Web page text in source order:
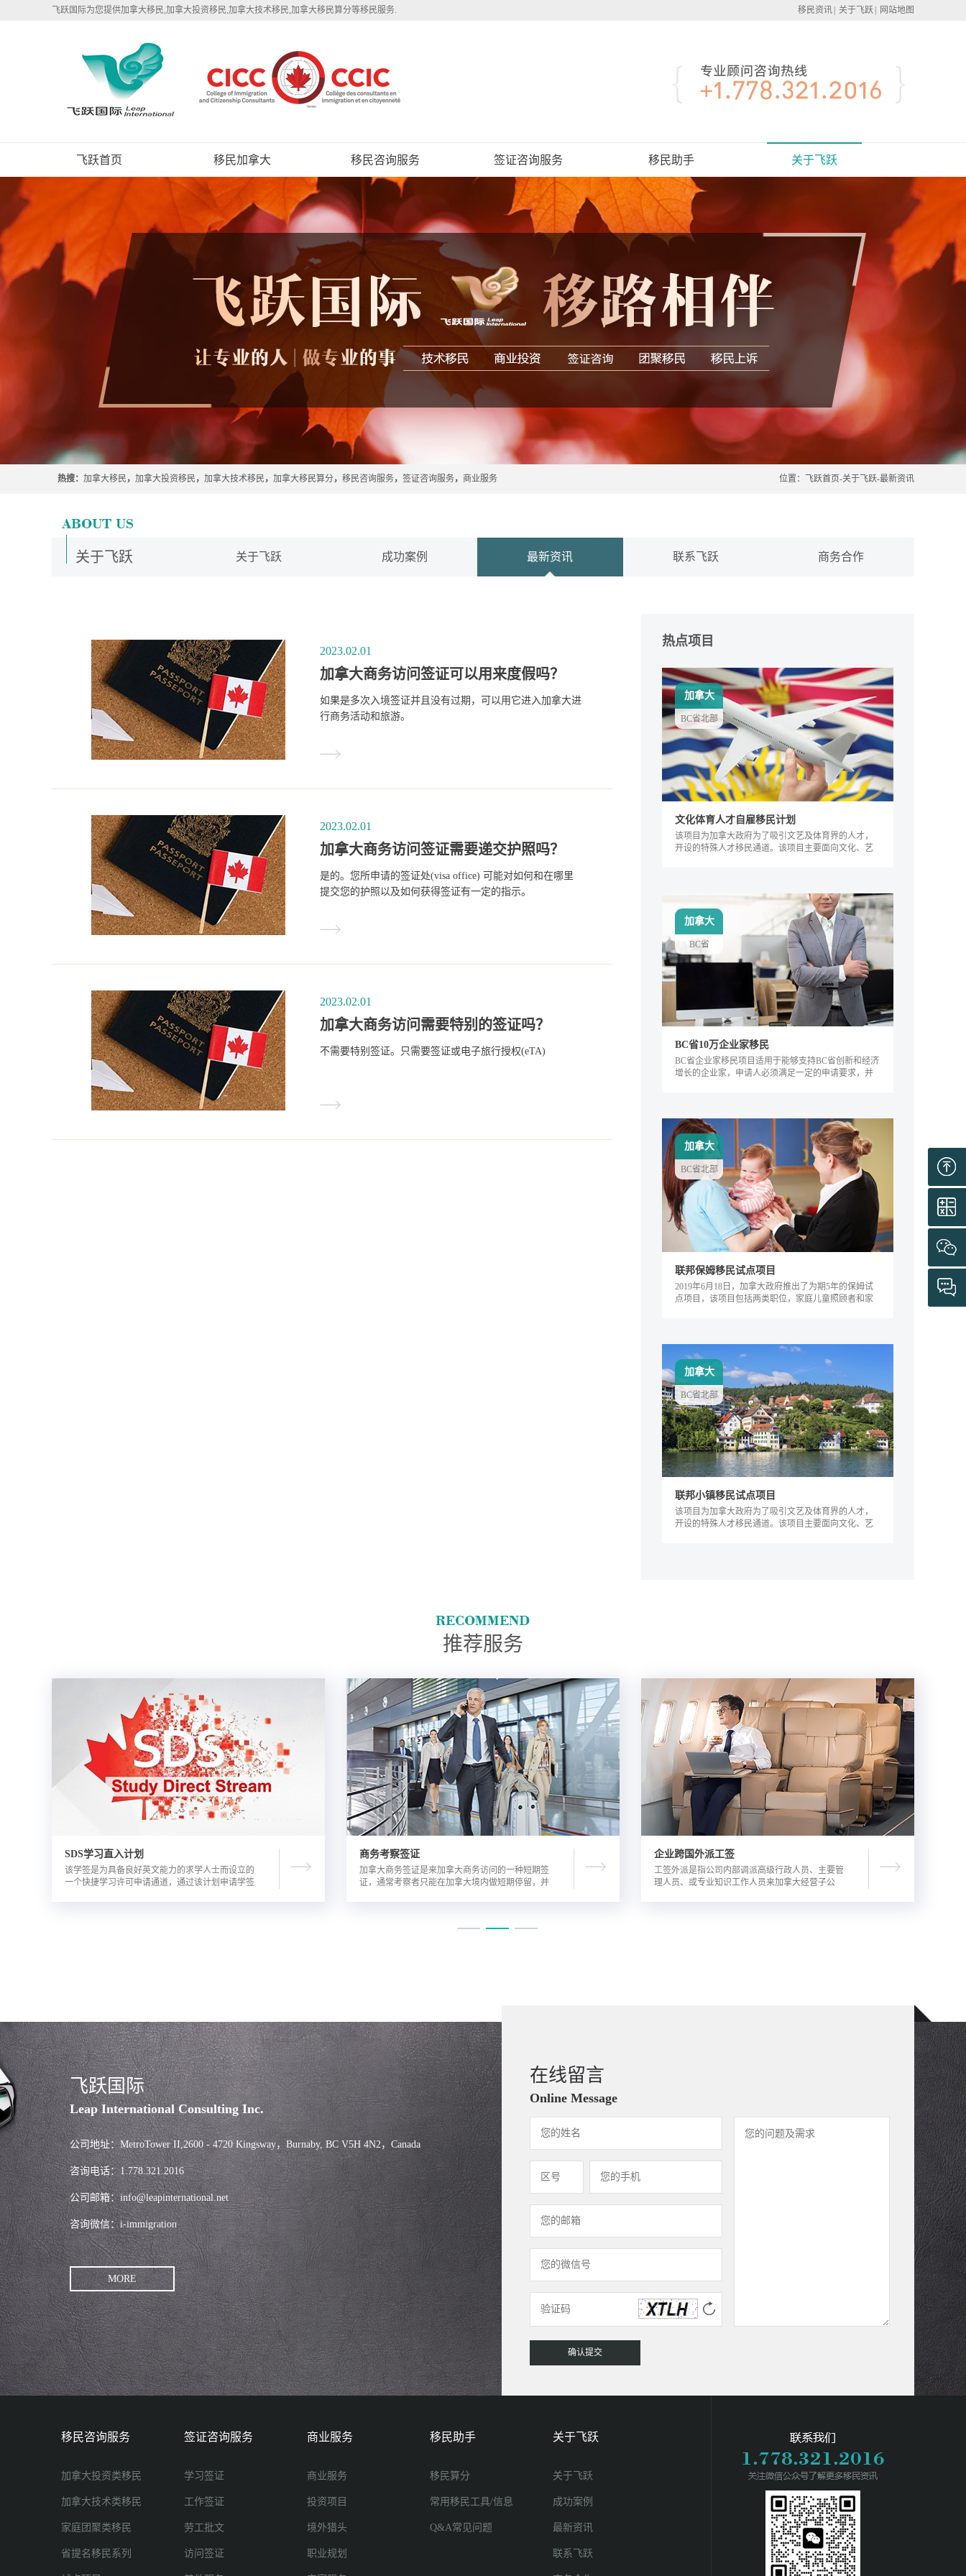
飞跃国际为您提供加拿大移民,加拿大投资移民,加拿大技术移民,加拿大移民算分等移民服务. 移民资讯 关于飞跃 网站地图
飞跃首页 移民加拿大 移民咨询服务 签证咨询服务 移民助手 关于飞跃
热搜： 加拿大移民 ， 加拿大投资移民 ， 加拿大技术移民 ， 加拿大移民算分， 移民咨询服务， 签证咨询服务， 商业服务 位置： 飞跃首页-关于飞跃-最新资讯
关于飞跃 关于飞跃 成功案例 最新资讯 联系飞跃 商务合作
2023.02.01
加拿大商务访问签证可以用来度假吗？
如果是多次入境签证并且没有过期，可以用它进入加拿大进
行商务活动和旅游。
2023.02.01
加拿大商务访问签证需要递交护照吗？
是的。您所申请的签证处(visa office) 可能对如何和在哪里
提交您的护照以及如何获得签证有一定的指示。
2023.02.01
加拿大商务访问需要特别的签证吗？
不需要特别签证。只需要签证或电子旅行授权(eTA)
热点项目
文化体育人才自雇移民计划
该项目为加拿大政府为了吸引文艺及体育界的人才，
开设的特殊人才移民通道。该项目主要面向文化、艺
成为特殊类人才的热门移民项目。
加拿大
BC省北部
BC省10万企业家移民
BC省企业家移民项目适用于能够支持BC省创新和经济
增长的企业家，申请人必须满足一定的申请要求，并
加拿大
BC省
联邦保姆移民试点项目
2019年6月18日，加拿大政府推出了为期5年的保姆试
点项目，该项目包括两类职位，家庭儿童照顾者和家
加拿大
BC省北部
联邦小镇移民试点项目
该项目为加拿大政府为了吸引文艺及体育界的人才，
开设的特殊人才移民通道。该项目主要面向文化、艺
加拿大
BC省北部
推荐服务
SDS学习直入计划
该学签是为具备良好英文能力的求学人士而设立的
一个快捷学习许可申请通道，通过该计划申请学签
商务考察签证
加拿大商务签证是来加拿大商务访问的一种短期签
证，通常考察者只能在加拿大境内做短期停留，并
企业跨国外派工签
工签外派是指公司内部调派高级行政人员、主要管
理人员、或专业知识工作人员来加拿大经营子公
飞跃国际
Leap International Consulting Inc.
公司地址：MetroTower II,2600 - 4720 Kingsway，Burnaby, BC V5H 4N2，Canada
咨询电话：1.778.321.2016
公司邮箱：info@leapinternational.net
咨询微信：i-immigration
MORE
在线留言
Online Message
移民咨询服务
加拿大投资类移民
加拿大技术类移民
家庭团聚类移民
省提名移民系列
签证咨询服务
学习签证
工作签证
劳工批文
访问签证
商业服务
商业服务
投资项目
境外猎头
职业规划
移民助手
移民算分
常用移民工具/信息
Q&A常见问题
关于飞跃
关于飞跃
成功案例
最新资讯
联系飞跃